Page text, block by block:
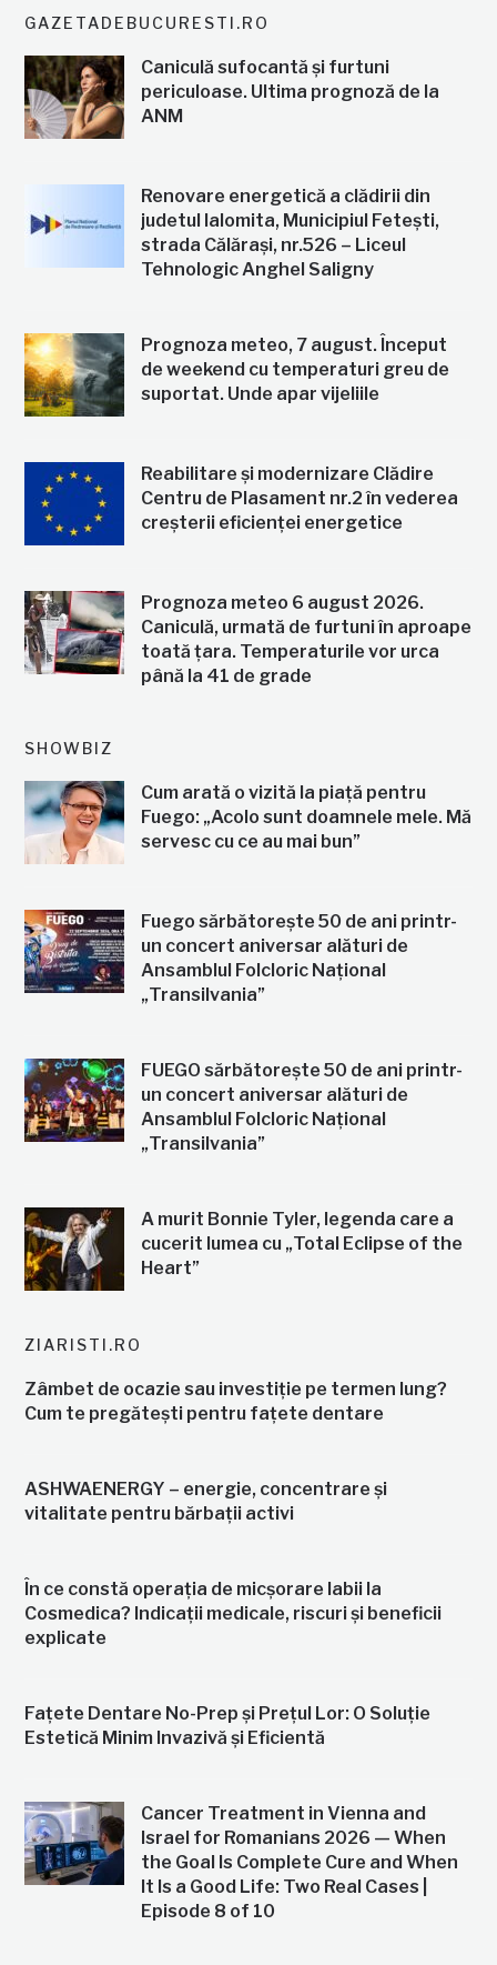
GAZETADEBUCURESTI.RO
Caniculă sufocantă și furtuni
periculoase. Ultima prognoză de la
ANM
Renovare energetică a clădirii din
judetul Ialomita, Municipiul Fetești,
strada Călărași, nr.526 – Liceul
Tehnologic Anghel Saligny
Prognoza meteo, 7 august. Început
de weekend cu temperaturi greu de
suportat. Unde apar vijeliile
Reabilitare și modernizare Clădire
Centru de Plasament nr.2 în vederea
creșterii eficienței energetice
Prognoza meteo 6 august 2026.
Caniculă, urmată de furtuni în aproape
toată țara. Temperaturile vor urca
până la 41 de grade
SHOWBIZ
Cum arată o vizită la piață pentru
Fuego: „Acolo sunt doamnele mele. Mă
servesc cu ce au mai bun”
Fuego sărbătorește 50 de ani printr-
un concert aniversar alături de
Ansamblul Folcloric Național
„Transilvania”
FUEGO sărbătorește 50 de ani printr-
un concert aniversar alături de
Ansamblul Folcloric Național
„Transilvania”
A murit Bonnie Tyler, legenda care a
cucerit lumea cu „Total Eclipse of the
Heart”
ZIARISTI.RO
Zâmbet de ocazie sau investiție pe termen lung?
Cum te pregătești pentru fațete dentare
ASHWAENERGY – energie, concentrare și
vitalitate pentru bărbații activi
În ce constă operația de micșorare labii la
Cosmedica? Indicații medicale, riscuri și beneficii
explicate
Fațete Dentare No-Prep și Prețul Lor: O Soluție
Estetică Minim Invazivă și Eficientă
Cancer Treatment in Vienna and
Israel for Romanians 2026 — When
the Goal Is Complete Cure and When
It Is a Good Life: Two Real Cases |
Episode 8 of 10